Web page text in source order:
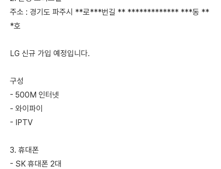
주소 : 경기도 파주시 **로***번길 ** ************* ***동 **
*호
LG 신규 가입 예정입니다.
구성
- 500M 인터넷
- 와이파이
- IPTV
3. 휴대폰
- SK 휴대폰 2대